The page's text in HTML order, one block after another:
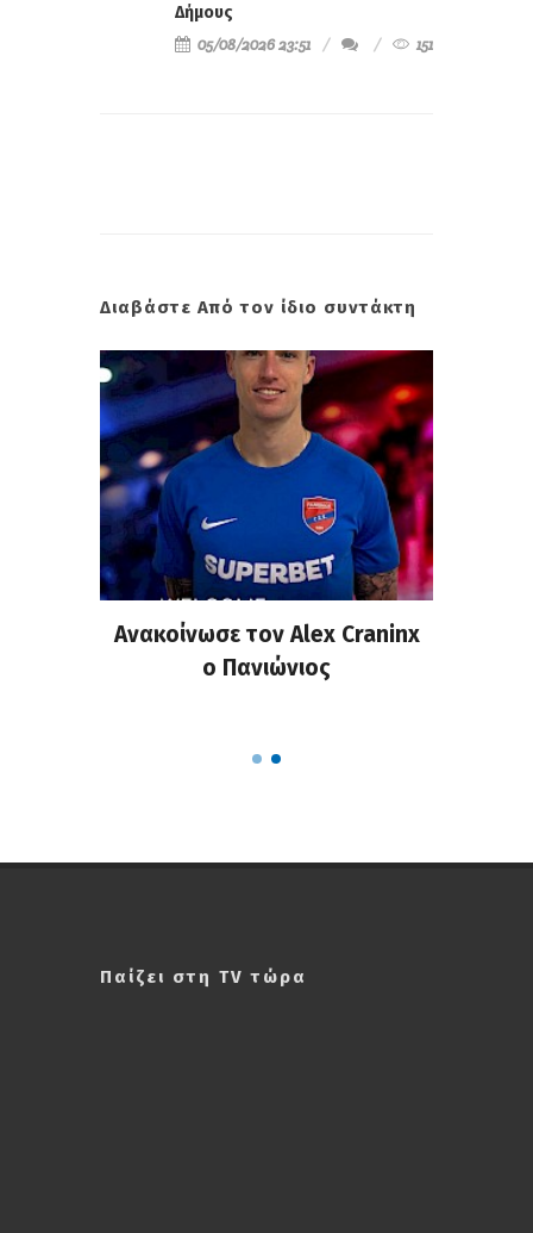
Δήμους
05/08/2026 23:51
151
Διαβάστε Από τον ίδιο συντάκτη
Ανακοίνωσε τον Alex Craninx
ο Πανιώνιος
Παίζει στη TV τώρα